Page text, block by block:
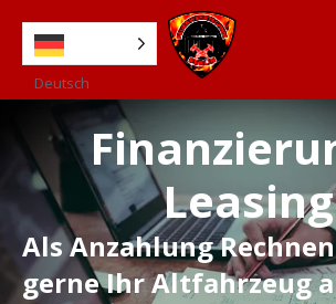
Deutsch
Leasing
Als Anzahlung
gerne Ihr Altfahrzeug